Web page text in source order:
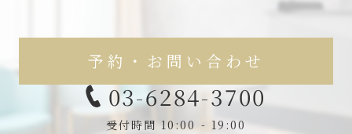
03-6284-3700
受付時間 10:00 - 19:00
予約・お問い合わせ